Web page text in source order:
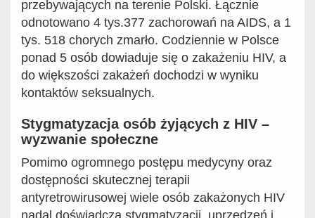
przebywających na terenie Polski. Łącznie
odnotowano 4 tys.377 zachorowań na AIDS, a 1
tys. 518 chorych zmarło. Codziennie w Polsce
ponad 5 osób dowiaduje się o zakażeniu HIV, a
do większości zakażeń dochodzi w wyniku
kontaktów seksualnych.
Stygmatyzacja osób żyjących z HIV –
wyzwanie społeczne
Pomimo ogromnego postępu medycyny oraz
dostępności skutecznej terapii
antyretrowirusowej wiele osób zakażonych HIV